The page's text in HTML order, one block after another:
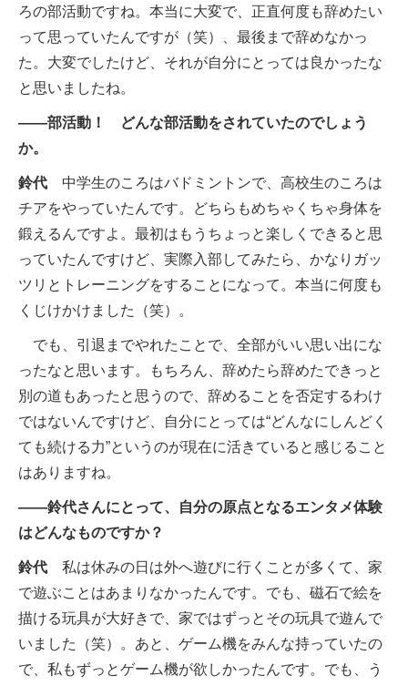
ろの部活動ですね。本当に大変で、正直何度も辞めたい
って思っていたんですが（笑）、最後まで辞めなかっ
た。大変でしたけど、それが自分にとっては良かったな
と思いましたね。
――部活動！ どんな部活動をされていたのでしょう
か。
鈴代 中学生のころはバドミントンで、高校生のころは
チアをやっていたんです。どちらもめちゃくちゃ身体を
鍛えるんですよ。最初はもうちょっと楽しくできると思
っていたんですけど、実際入部してみたら、かなりガッ
ツリとトレーニングをすることになって。本当に何度も
くじけかけました（笑）。
でも、引退までやれたことで、全部がいい思い出にな
ったなと思います。もちろん、辞めたら辞めたできっと
別の道もあったと思うので、辞めることを否定するわけ
ではないんですけど、自分にとっては“どんなにしんどく
ても続ける力”というのが現在に活きていると感じること
はありますね。
――鈴代さんにとって、自分の原点となるエンタメ体験
はどんなものですか？
鈴代 私は休みの日は外へ遊びに行くことが多くて、家
で遊ぶことはあまりなかったんです。でも、磁石で絵を
描ける玩具が大好きで、家ではずっとその玩具で遊んで
いました（笑）。あと、ゲーム機をみんな持っていたの
で、私もずっとゲーム機が欲しかったんです。でも、う